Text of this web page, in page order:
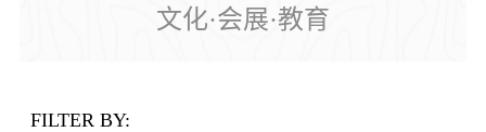
文化·会展·教育
FILTER BY: